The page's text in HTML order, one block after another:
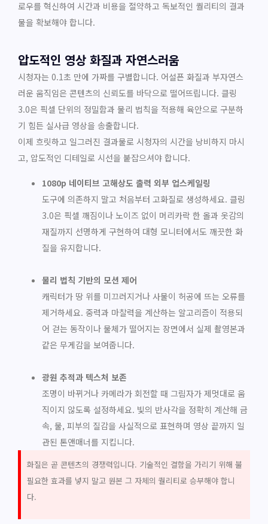
로우를 혁신하여 시간과 비용을 절약하고 독보적인 퀄리티의 결과
물을 확보해야 합니다.
압도적인 영상 화질과 자연스러움
시청자는 0.1초 만에 가짜를 구별합니다. 어설픈 화질과 부자연스
러운 움직임은 콘텐츠의 신뢰도를 바닥으로 떨어뜨립니다. 클링
3.0은 픽셀 단위의 정밀함과 물리 법칙을 적용해 육안으로 구분하
기 힘든 실사급 영상을 송출합니다.
이제 흐릿하고 일그러진 결과물로 시청자의 시간을 낭비하지 마시
고, 압도적인 디테일로 시선을 붙잡으셔야 합니다.
1080p 네이티브 고해상도 출력 외부 업스케일링
도구에 의존하지 말고 처음부터 고화질로 생성하세요. 클링
3.0은 픽셀 깨짐이나 노이즈 없이 머리카락 한 올과 옷감의
재질까지 선명하게 구현하여 대형 모니터에서도 깨끗한 화
질을 유지합니다.
물리 법칙 기반의 모션 제어
캐릭터가 땅 위를 미끄러지거나 사물이 허공에 뜨는 오류를
제거하세요. 중력과 마찰력을 계산하는 알고리즘이 적용되
어 걷는 동작이나 물체가 떨어지는 장면에서 실제 촬영본과
같은 무게감을 보여줍니다.
광원 추적과 텍스처 보존
조명이 바뀌거나 카메라가 회전할 때 그림자가 제멋대로 움
직이지 않도록 설정하세요. 빛의 반사각을 정확히 계산해 금
속, 물, 피부의 질감을 사실적으로 표현하며 영상 끝까지 일
관된 톤앤매너를 지킵니다.
화질은 곧 콘텐츠의 경쟁력입니다. 기술적인 결함을 가리기 위해 불
필요한 효과를 넣지 말고 원본 그 자체의 퀄리티로 승부해야 합니
다.